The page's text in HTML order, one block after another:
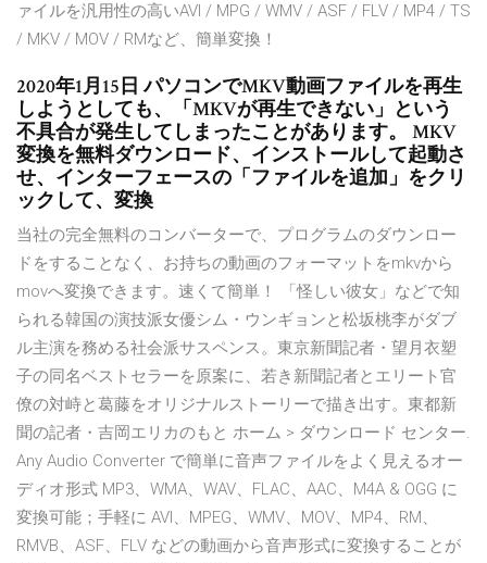
ァイルを汎用性の高いAVI / MPG / WMV / ASF / FLV / MP4 / TS
/ MKV / MOV / RMなど、簡単変換！
2020年1月15日 パソコンでMKV動画ファイルを再生
しようとしても、「MKVが再生できない」という
不具合が発生してしまったことがあります。 MKV
変換を無料ダウンロード、インストールして起動さ
せ、インターフェースの「ファイルを追加」をクリ
ックして、変換
当社の完全無料のコンバーターで、プログラムのダウンロー
ドをすることなく、お持ちの動画のフォーマットをmkvから
movへ変換できます。速くて簡単！ 「怪しい彼女」などで知
られる韓国の演技派女優シム・ウンギョンと松坂桃李がダブ
ル主演を務める社会派サスペンス。東京新聞記者・望月衣塑
子の同名ベストセラーを原案に、若き新聞記者とエリート官
僚の対峙と葛藤をオリジナルストーリーで描き出す。東都新
聞の記者・吉岡エリカのもと ホーム > ダウンロード センター.
Any Audio Converter で簡単に音声ファイルをよく見えるオー
ディオ形式 MP3、WMA、WAV、FLAC、AAC、M4A & OGG に
変換可能；手軽に AVI、MPEG、WMV、MOV、MP4、RM、
RMVB、ASF、FLV などの動画から音声形式に変換することが